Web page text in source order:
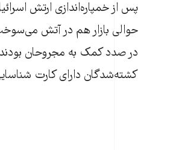
پس از خمپاره‌اندازی ارتش
حوالی بازار هم در آتش
در صدد کمک به مجروحان بودند
کشته‌شدگان دارای کارت